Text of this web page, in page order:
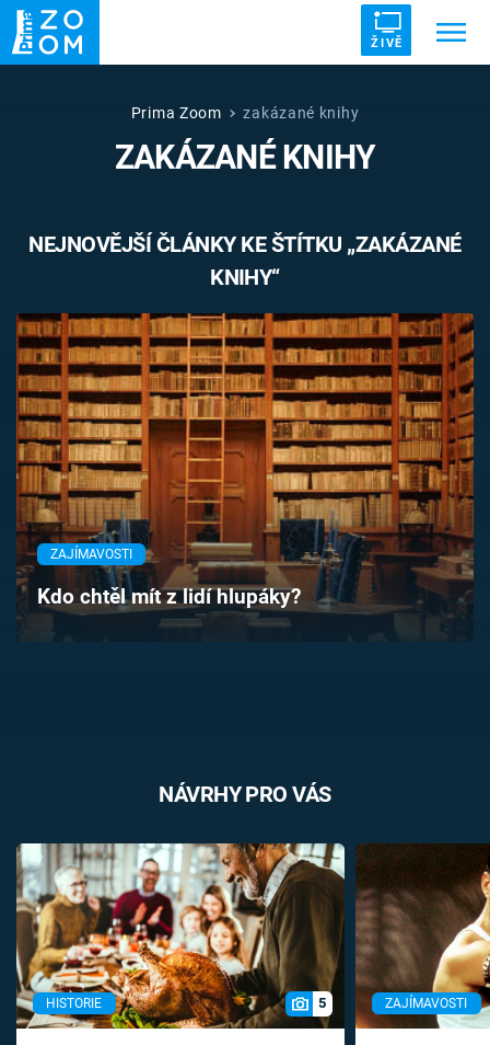
ŽIVĚ
ZRÁDCI UFO DRUHÁ SVĚTOVÁ VÁLKA
VETŘELCI DÁVNOVĚKU
Témata
Pořady
TV Program
Časopis
Sledujte prima+
Prima Zoom zakázané knihy
ZAKÁZANÉ KNIHY
NEJNOVĚJŠÍ ČLÁNKY KE ŠTÍTKU „ZAKÁZANÉ
KNIHY“
ZAJÍMAVOSTI
Kdo chtěl mít z lidí hlupáky?
NÁVRHY PRO VÁS
HISTORIE 5 ZAJÍMAVOSTI